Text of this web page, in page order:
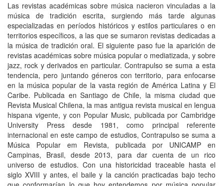
Las revistas académicas sobre música nacieron vinculadas a la
música de tradición escrita, surgiendo más tarde algunas
especializadas en períodos históricos y estilos particulares o en
territorios específicos, a las que se sumaron revistas dedicadas a
la música de tradición oral. El siguiente paso fue la aparición de
revistas académicas sobre música popular o mediatizada, y sobre
jazz, rock y derivados en particular. Contrapulso se suma a esta
tendencia, pero juntando géneros con territorio, para enfocarse
en la música popular de la vasta región de América Latina y El
Caribe. Publicada en Santiago de Chile, la misma ciudad que
Revista Musical Chilena, la mas antigua revista musical en lengua
hispana vigente, y con Popular Music, publicada por Cambridge
University Press desde 1981, como principal referente
internacional en este campo de estudios, Contrapulso se suma a
Música Popular em Revista, publicada por UNICAMP en
Campinas, Brasil, desde 2013, para dar cuenta de un rico
universo de estudios. Con una historicidad traceable hasta el
siglo XVIII y antes, el baile y la canción practicadas bajo techo